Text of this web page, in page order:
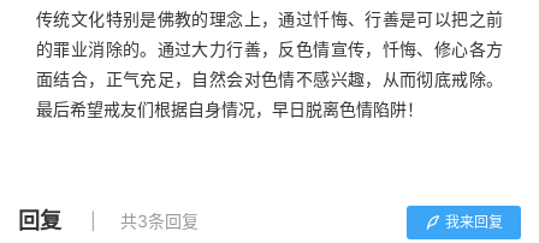
传统文化特别是佛教的理念上，通过忏悔、行善是可以把之前
的罪业消除的。通过大力行善，反色情宣传，忏悔、修心各方
面结合，正气充足，自然会对色情不感兴趣，从而彻底戒除。
最后希望戒友们根据自身情况，早日脱离色情陷阱！
回复 共3条回复 我来回复